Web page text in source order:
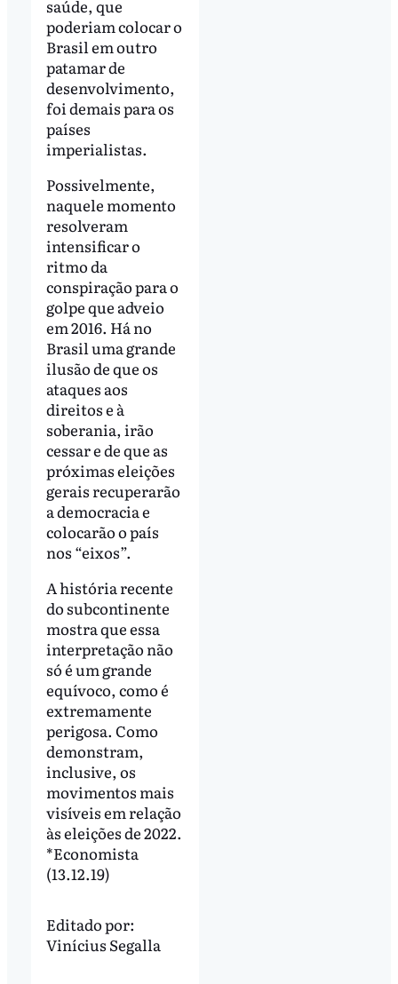
saúde, que
poderiam colocar o
Brasil em outro
patamar de
desenvolvimento,
foi demais para os
países
imperialistas.
Possivelmente,
naquele momento
resolveram
intensificar o
ritmo da
conspiração para o
golpe que adveio
em 2016. Há no
Brasil uma grande
ilusão de que os
ataques aos
direitos e à
soberania, irão
cessar e de que as
próximas eleições
gerais recuperarão
a democracia e
colocarão o país
nos “eixos”.
A história recente
do subcontinente
mostra que essa
interpretação não
só é um grande
equívoco, como é
extremamente
perigosa. Como
demonstram,
inclusive, os
movimentos mais
visíveis em relação
às eleições de 2022.
*Economista
(13.12.19)
Editado por:
Vinícius Segalla